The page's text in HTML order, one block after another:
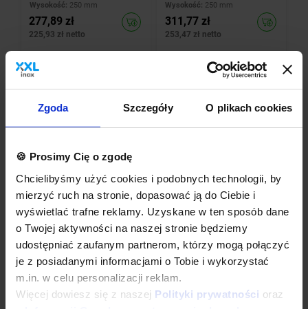
Zgoda Szczegóły O plikach cookies
🍪 Prosimy Cię o zgodę
Chcielibyśmy użyć cookies i podobnych technologii, by
mierzyć ruch na stronie, dopasować ją do Ciebie i
wyświetlać trafne reklamy. Uzyskane w ten sposób dane
o Twojej aktywności na naszej stronie będziemy
udostępniać zaufanym partnerom, którzy mogą połączyć
je z posiadanymi informacjami o Tobie i wykorzystać
m.in. w celu personalizacji reklam.
Więcej dowiesz się z naszej Polityki prywatności oraz
Wysokość: 250 mm
277,89 zł
225,93 zł netto
Wysokość: 250 mm
311,77 zł
253,47 zł netto
Półka wisząca ze stali
nierdzewnej pojedyncza -
przestawna |
1200x300x(h)600 mm
800 do 1400 mm, głębokości 300
mm oraz wysokości 600 mm
302,12 zł
245,63 zł netto
INOXI
Półka wisząca ze stali
nierdzewnej na konsolach, z
trzema konsolami |
1800x300x(h)250 mm
Szerokość:1800 mm
Głębokość: 300 mm
408,37 zł
332,01 zł netto